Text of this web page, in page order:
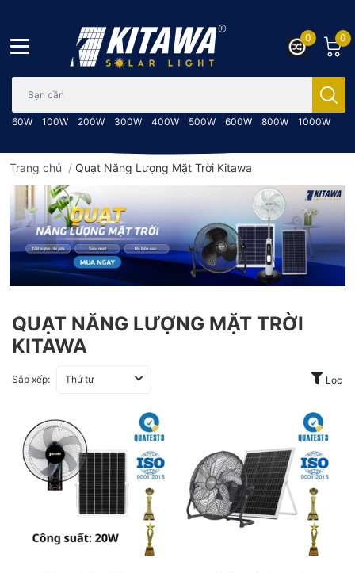
60W 100W 200W 300W 400W 500W 600W 800W 1000W
0
0
Trang chủ / Quạt Năng Lượng Mặt Trời Kitawa
QUẠT NĂNG LƯỢNG MẶT TRỜI
KITAWA
Sắp xếp: Thứ tự Lọc